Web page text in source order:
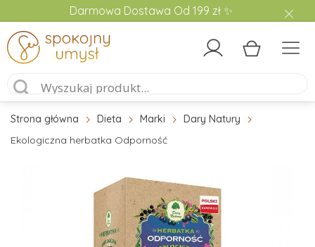
Darmowa Dostawa Od 199 zł ✨
Strona główna Dieta Marki
Dary Natury
Ekologiczna herbatka Odporność